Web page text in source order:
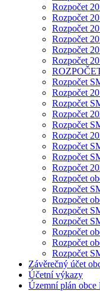
Rozpočet
Rozpočet
Rozpočet
Rozpočet
Rozpočet
Rozpočet
Rozpočet
Rozpočet
Rozpočet
Rozpočet
Rozpočet
Rozpočet
Rozpočet
Rozpočet
Rozpočet
Rozpočet
Rozpočet
Rozpočet
Rozpočet
Rozpočet
Rozpočet
Rozpočet
Rozpočet
Závěrečný účet
Účetní výkazy
Územní plán obce